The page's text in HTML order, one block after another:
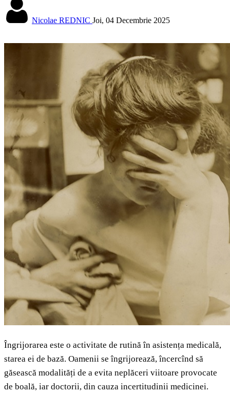
Nicolae REDNIC Joi, 04 Decembrie 2025
Îngrijorarea este o activitate de rutină în asistența medicală,
starea ei de bază. Oamenii se îngrijorează, încercînd să
găsească modalități de a evita neplăceri viitoare provocate
de boală, iar doctorii, din cauza incertitudinii medicinei.